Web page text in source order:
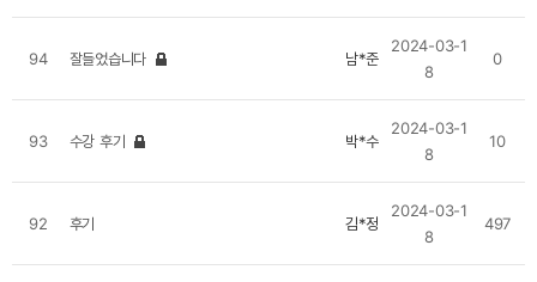
94 잘들었습니다 남*준
2024-03-1
8
0
93 수강 후기 박*수
2024-03-1
8
10
92 후기 김*정
2024-03-1
8
497